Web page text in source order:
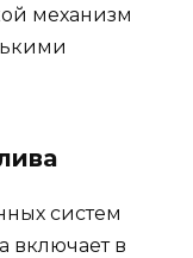
механизм
систем
включает в